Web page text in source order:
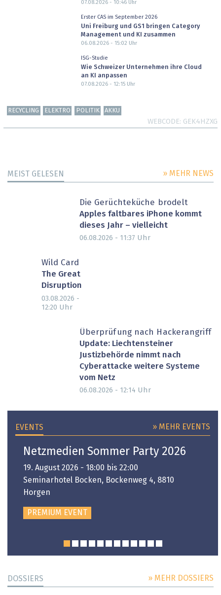
07.08.2026 - 10:46Uhr
Erster CAS im September 2026
Uni Freiburg und GS1 bringen Category
Management und KI zusammen
06.08.2026 - 15:02 Uhr
ISG-Studie
Wie Schweizer Unternehmen ihre Cloud
an KI anpassen
07.08.2026 - 12:15Uhr
RECYCLING ELEKTRO POLITIK AKKU
WEBCODE GEK4HZXG
MEIST GELESEN » MEHR NEWS
Die Gerüchteküche brodelt
Apples faltbares iPhone kommt
dieses Jahr – vielleicht
06.08.2026 - 11:37 Uhr
Wild Card
The Great
Disruption
03.08.2026 -
12:20 Uhr
Überprüfung nach Hackerangriff
Update: Liechtensteiner
Justizbehörde nimmt nach
Cyberattacke weitere Systeme
vom Netz
06.08.2026 - 12:14 Uhr
EVENTS » MEHR EVENTS
Netzmedien Sommer Party 2026
19. August 2026 - 18:00 bis 22:00
Seminarhotel Bocken, Bockenweg 4, 8810
Horgen
PREMIUM EVENT
DOSSIERS » MEHR DOSSIERS